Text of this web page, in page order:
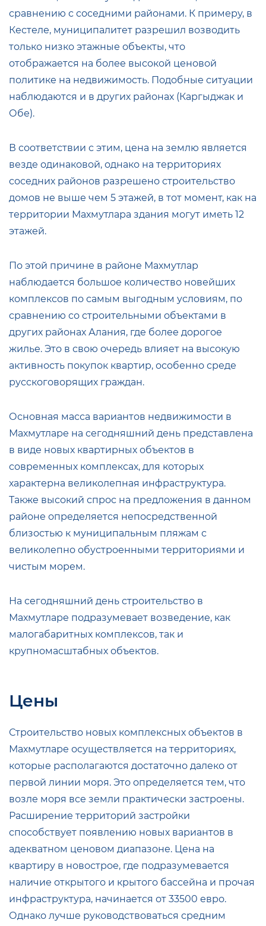
сравнению с соседними районами. К примеру, в
Кестеле, муниципалитет разрешил возводить
только низко этажные объекты, что
отображается на более высокой ценовой
политике на недвижимость. Подобные ситуации
наблюдаются и в других районах (Каргыджак и
Обе).
В соответствии с этим, цена на землю является
везде одинаковой, однако на территориях
соседних районов разрешено строительство
домов не выше чем 5 этажей, в тот момент, как на
территории Махмутлара здания могут иметь 12
этажей.
По этой причине в районе Махмутлар
наблюдается большое количество новейших
комплексов по самым выгодным условиям, по
сравнению со строительными объектами в
других районах Алания, где более дорогое
жилье. Это в свою очередь влияет на высокую
активность покупок квартир, особенно среде
русскоговорящих граждан.
Основная масса вариантов недвижимости в
Махмутларе на сегодняшний день представлена
в виде новых квартирных объектов в
современных комплексах, для которых
характерна великолепная инфраструктура.
Также высокий спрос на предложения в данном
районе определяется непосредственной
близостью к муниципальным пляжам с
великолепно обустроенными территориями и
чистым морем.
На сегодняшний день строительство в
Махмутларе подразумевает возведение, как
малогабаритных комплексов, так и
крупномасштабных объектов.
Цены
Строительство новых комплексных объектов в
Махмутларе осуществляется на территориях,
которые располагаются достаточно далеко от
первой линии моря. Это определяется тем, что
возле моря все земли практически застроены.
Расширение территорий застройки
способствует появлению новых вариантов в
адекватном ценовом диапазоне. Цена на
квартиру в новострое, где подразумевается
наличие открытого и крытого бассейна и прочая
инфраструктура, начинается от 33500 евро.
Однако лучше руководствоваться средним